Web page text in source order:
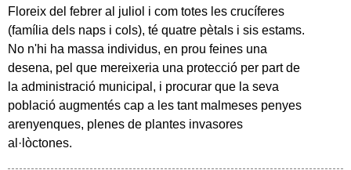
Floreix del febrer al juliol i com totes les crucíferes
(família dels naps i cols), té quatre pètals i sis estams.
No n'hi ha massa individus, en prou feines una
desena, pel que mereixeria una protecció per part de
la administració municipal, i procurar que la seva
població augmentés cap a les tant malmeses penyes
arenyenques, plenes de plantes invasores
al·lòctones.